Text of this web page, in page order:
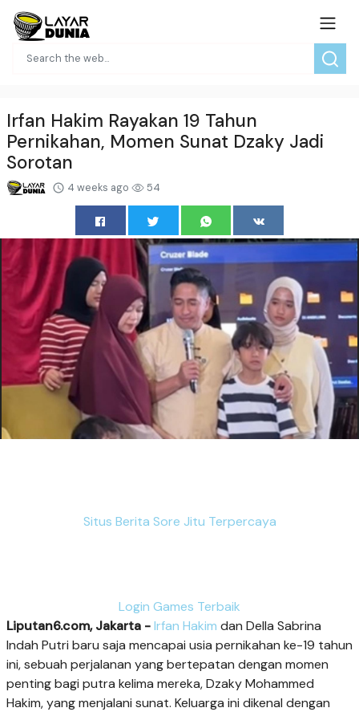
Irfan Hakim Rayakan 19 Tahun
Pernikahan, Momen Sunat Dzaky Jadi
Sorotan
4 weeks ago 54
Situs Berita Sore Jitu Terpercaya
Login Games Terbaik
Liputan6.com, Jakarta -Irfan Hakim dan Della Sabrina
Indah Putri baru saja mencapai usia pernikahan ke-19 tahun
ini, sebuah perjalanan yang bertepatan dengan momen
penting bagi putra kelima mereka, Dzaky Mohammed
Hakim, yang menjalani sunat. Keluarga ini dikenal dengan